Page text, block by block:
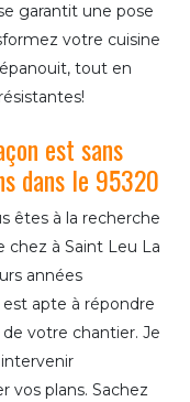
garantit une pose
votre cuisine
tout en
est sans
dans le 95320
êtes à la recherche
chez à Saint Leu La
années
est apte à répondre
votre chantier. Je
vos plans. Sachez